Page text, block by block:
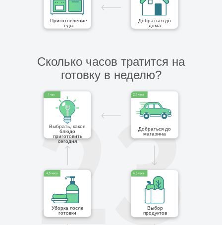
Приготовление
еды
Добраться до
дома
Выбрать, какое
блюдо
приготовить
сегодня
Добраться до
магазина
Выбор
продуктов
Уборка после
готовки
Сколько часов тратится на
готовку в неделю?